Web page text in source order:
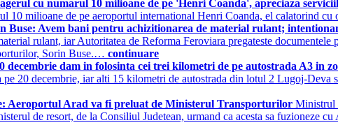
cu numarul 10 milioane de pe 'Henri Coanda', apreciaza
10 milioane de pe aeroportul international Henri Coanda, el calatorind
Avem bani pentru achizitionarea de material rulant;
rulant, iar Autoritatea de Reforma Feroviara pregateste
Sorin Buse.… continuare
decembrie dam in folosinta cei trei kilometri de pe autostrada A3 in
20 decembrie, iar alti 15 kilometri de autostrada din lotul 2 Lugoj-
Aeroportul Arad va fi preluat de Ministerul Transporturilor Ministrul
de resort, de la Consiliul Judetean, urmand ca acesta sa